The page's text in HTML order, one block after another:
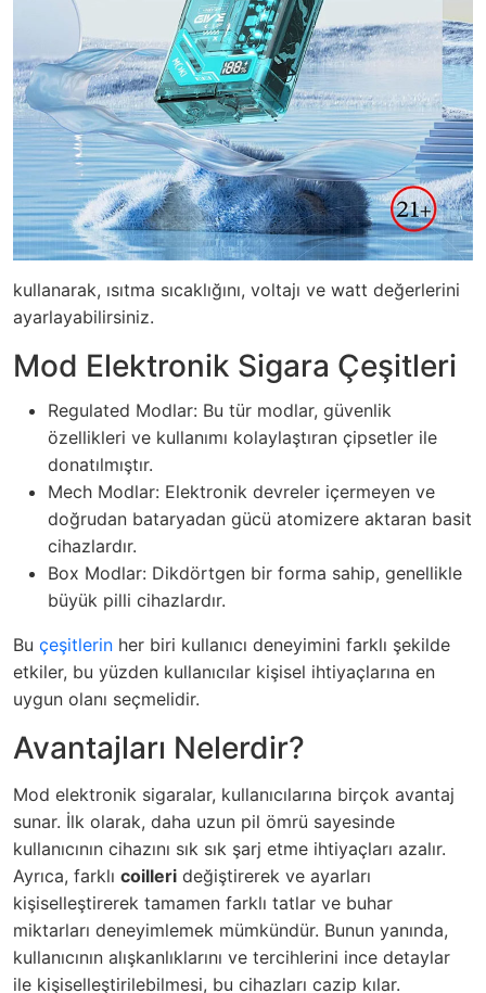
kullanarak, ısıtma sıcaklığını, voltajı ve watt değerlerini
ayarlayabilirsiniz.
Mod Elektronik Sigara Çeşitleri
Regulated Modlar: Bu tür modlar, güvenlik
özellikleri ve kullanımı kolaylaştıran çipsetler ile
donatılmıştır.
Mech Modlar: Elektronik devreler içermeyen ve
doğrudan bataryadan gücü atomizere aktaran basit
cihazlardır.
Box Modlar: Dikdörtgen bir forma sahip, genellikle
büyük pilli cihazlardır.
Bu çeşitlerin her biri kullanıcı deneyimini farklı şekilde
etkiler, bu yüzden kullanıcılar kişisel ihtiyaçlarına en
uygun olanı seçmelidir.
Avantajları Nelerdir?
Mod elektronik sigaralar, kullanıcılarına birçok avantaj
sunar. İlk olarak, daha uzun pil ömrü sayesinde
kullanıcının cihazını sık sık şarj etme ihtiyaçları azalır.
Ayrıca, farklı coilleri değiştirerek ve ayarları
kişiselleştirerek tamamen farklı tatlar ve buhar
miktarları deneyimlemek mümkündür. Bunun yanında,
kullanıcının alışkanlıklarını ve tercihlerini ince detaylar
ile kişiselleştirilebilmesi, bu cihazları cazip kılar.